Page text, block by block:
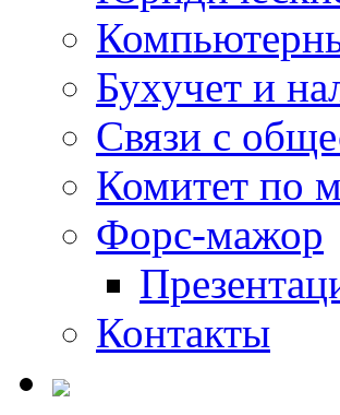
Бухучет и
Связи с
Комитет по
Форс-мажор
Контакты